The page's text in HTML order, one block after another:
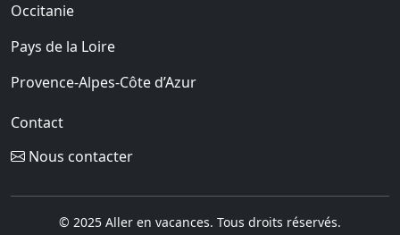
Occitanie
Pays de la Loire
Provence-Alpes-Côte d’Azur
Contact
Nous contacter
© 2025 Aller en vacances. Tous droits réservés.